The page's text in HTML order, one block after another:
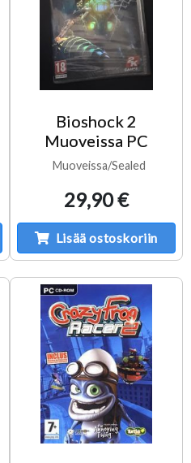
Bioshock 2
Muoveissa PC
Muoveissa/Sealed
29,90 €
Lisää ostoskoriin